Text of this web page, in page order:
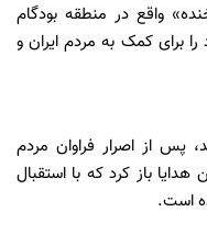
واقع در منطقه بودگام
برای کمک به مردم ایران و
پس از اصرار فراوان مردم
باز کرد که با استقبال
است.